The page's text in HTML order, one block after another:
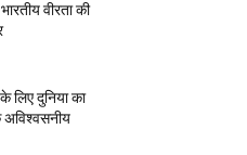
वीरता की
दुनिया का